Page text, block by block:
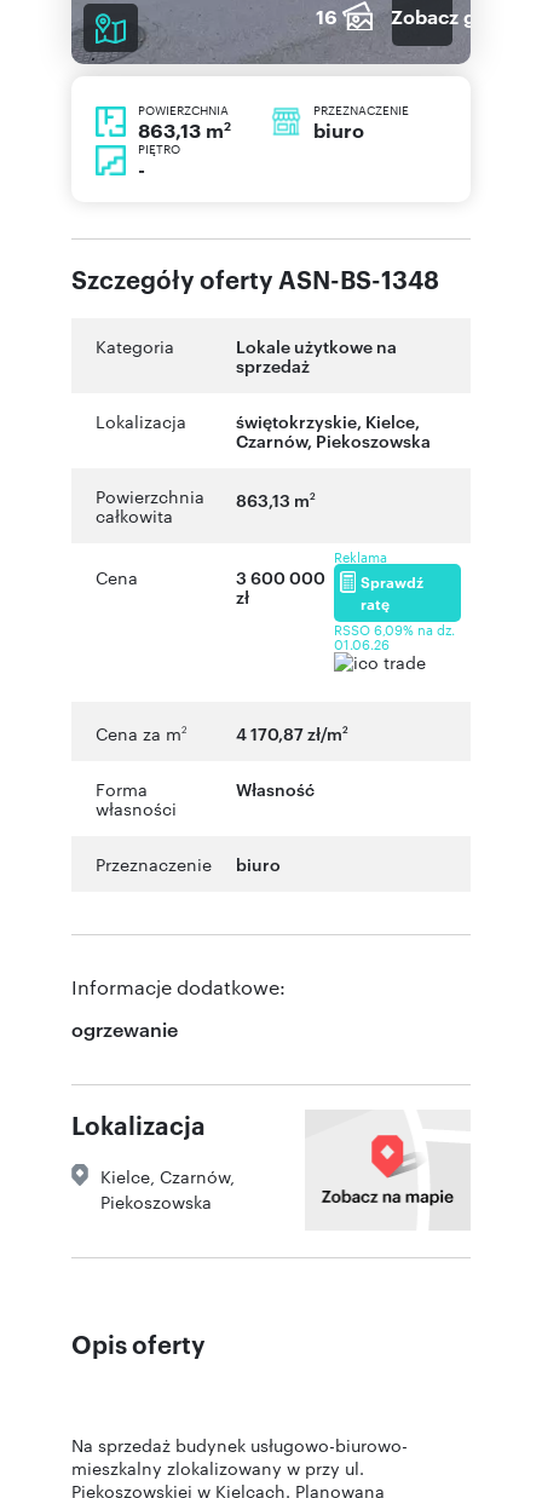
16 Zobacz galerię
POWIERZCHNIA
863,13 m2
PRZEZNACZENIE
biuro
PIĘTRO
-
Szczegóły oferty ASN-BS-1348
Kategoria
Lokale użytkowe na
sprzedaż
Lokalizacja świętokrzyskie, Kielce,
Czarnów, Piekoszowska
Powierzchnia
całkowita
863,13 m2
Cena
3 600 000
zł
Reklama
Sprawdź
ratę
RSSO 6,09% na dz.
01.06.26
Cena za m2 4 170,87 zł/m2
Forma
własności
Własność
Przeznaczenie biuro
Informacje dodatkowe:
ogrzewanie
Lokalizacja
Kielce Czarnów,
Piekoszowska
Opis oferty
Na sprzedaż budynek usługowo-biurowo-
mieszkalny zlokalizowany w przy ul.
Piekoszowskiej w Kielcach. Planowana